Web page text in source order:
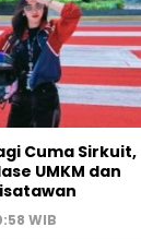
Cuma Sirkuit,
UMKM dan
WIB